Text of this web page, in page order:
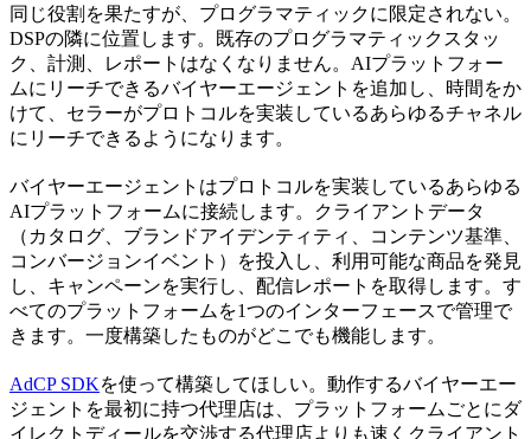
同じ役割を果たすが、プログラマティックに限定されない。
DSPの隣に位置します。既存のプログラマティックスタッ
ク、計測、レポートはなくなりません。AIプラットフォー
ムにリーチできるバイヤーエージェントを追加し、時間をか
けて、セラーがプロトコルを実装しているあらゆるチャネル
にリーチできるようになります。
バイヤーエージェントはプロトコルを実装しているあらゆる
AIプラットフォームに接続します。クライアントデータ
（カタログ、ブランドアイデンティティ、コンテンツ基準、
コンバージョンイベント）を投入し、利用可能な商品を発見
し、キャンペーンを実行し、配信レポートを取得します。す
べてのプラットフォームを1つのインターフェースで管理で
きます。一度構築したものがどこでも機能します。
AdCP SDKを使って構築してほしい。動作するバイヤーエー
ジェントを最初に持つ代理店は、プラットフォームごとにダ
イレクトディールを交渉する代理店よりも速くクライアント